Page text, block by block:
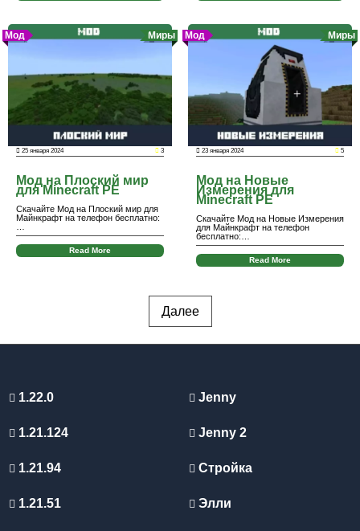
Мод Миры
25 января 2024 3
Мод на Плоский мир
для Minecraft PE
Скачайте Мод на Плоский мир для
Майнкрафт на телефон бесплатно:
Read More
Мод Миры
23 января 2024 5
Мод на Новые
Измерения для
Minecraft PE
Скачайте Мод на Новые Измерения
для Майнкрафт на телефон
бесплатно:…
Read More
Далее
1.22.0
1.21.124
1.21.94
1.21.51
Jenny
Jenny 2
Стройка
Элли